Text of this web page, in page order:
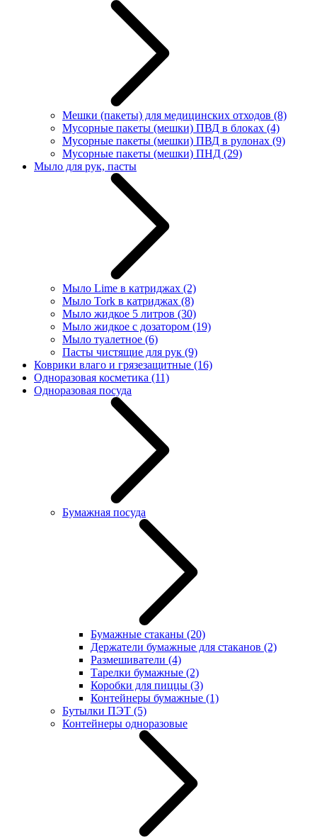
Мешки (пакеты) для медицинских отходов (8)
Мусорные пакеты (мешки) ПВД в блоках (4)
Мусорные пакеты (мешки) ПВД в рулонах (9)
Мусорные пакеты (мешки) ПНД (29)
Мыло для рук, пасты
Мыло Lime в катриджах (2)
Мыло Tork в катриджах (8)
Мыло жидкое 5 литров (30)
Мыло жидкое с дозатором (19)
Мыло туалетное (6)
Пасты чистящие для рук (9)
Коврики влаго и грязезащитные (16)
Одноразовая косметика (11)
Одноразовая посуда
Бумажная посуда
Бумажные стаканы (20)
Держатели бумажные для стаканов (2)
Размешиватели (4)
Тарелки бумажные (2)
Коробки для пиццы (3)
Контейнеры бумажные (1)
Бутылки ПЭТ (5)
Контейнеры одноразовые